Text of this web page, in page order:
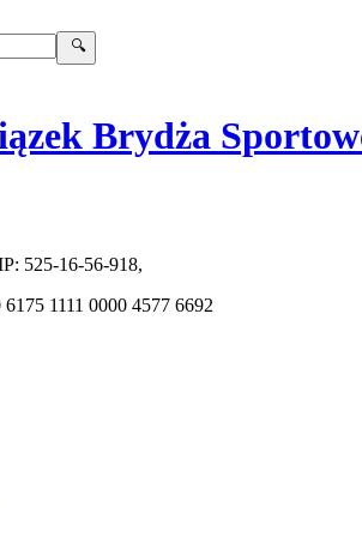
Brydża
525-16-56-918,
6175 1111 0000 4577 6692